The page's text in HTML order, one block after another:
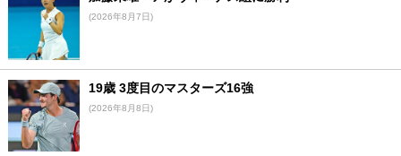
(2026年8月7日)
19歳 3度目のマスターズ16強
(2026年8月8日)